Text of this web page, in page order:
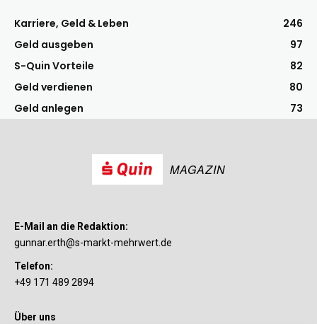
Karriere, Geld & Leben
246
Geld ausgeben
97
S-Quin Vorteile
82
Geld verdienen
80
Geld anlegen
73
MAGAZIN
E-Mail an die Redaktion:
gunnar.erth@s-markt-mehrwert.de
Telefon:
+49 171 489 2894
Über uns